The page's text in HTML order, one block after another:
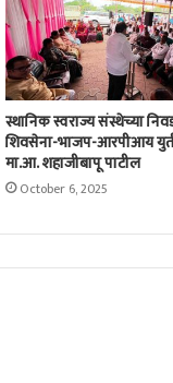
स्थानिक स्वराज्य संस्थेच्या
शिवसेना-भाजप-आरपीआय
मा.आ. शहाजीबापू पाटील
October 6, 2025